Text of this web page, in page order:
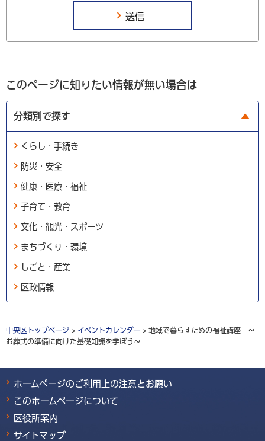
このページに知りたい情報が無い場合は
分類別で探す
くらし・手続き
防災・安全
健康・医療・福祉
子育て・教育
文化・観光・スポーツ
まちづくり・環境
しごと・産業
区政情報
中央区トップページ > イベントカレンダー > 地域で暮らすための福祉講座 ～
お葬式の準備に向けた基礎知識を学ぼう～
ホームページのご利用上の注意とお願い
このホームページについて
区役所案内
サイトマップ